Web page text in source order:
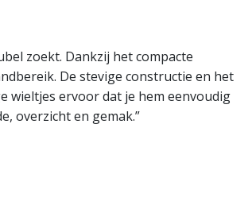
zoekt. Dankzij het compacte
De stevige constructie en het
wieltjes ervoor dat je hem eenvoudig
overzicht en gemak.”